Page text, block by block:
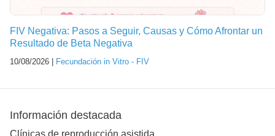
FIV Negativa: Pasos a Seguir, Causas y Cómo Afrontar un
Resultado de Beta Negativa
10/08/2026 | Fecundación in Vitro - FIV
Información destacada
Clínicas de reproducción asistida